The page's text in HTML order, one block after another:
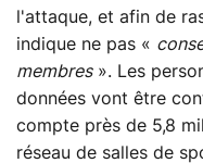
l'attaque, et afin de
indique ne pas «
membres». Les
données vont être
compte près de 5,8
réseau de salles de